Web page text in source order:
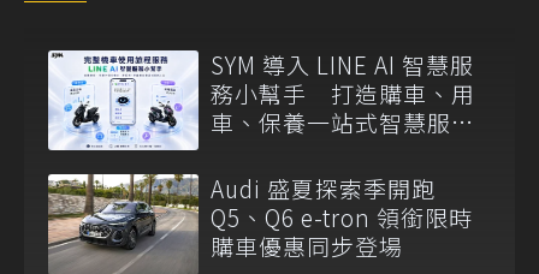
SYM 導入 LINE AI 智慧服
務小幫手 打造購車、用
車、保養一站式智慧服務
Audi 盛夏探索季開跑
Q5、Q6 e-tron 領銜限時
購車優惠同步登場